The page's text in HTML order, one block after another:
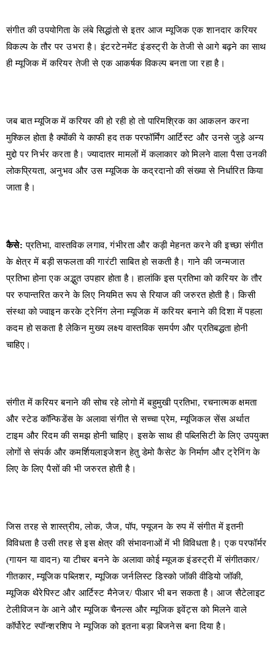
संगीत की उपयोगिता के लंबे सिद्धांतो से इतर आज म्यूजिक एक शानदार करियर
विकल्प के तौर पर उभरा है। इंटरटेनमेंट इंडस्ट्री के तेजी से आगे बढ़ने का साथ
ही म्यूजिक में करियर तेजी से एक आकर्षक विकल्प बनता जा रहा है।
जब बात म्यूजिक में करियर की हो रही हो तो पारिमश्रिक का आकलन करना
मुश्किल होता है क्योंकी ये काफी हद तक परफॉर्मिंग आर्टिस्ट और उनसे जुड़े अन्य
मुद्दो पर निर्भर करता है। ज्यादातर मामलों में कलाकार को मिलने वाला पैसा उनकी
लोकप्रियता, अनुभव और उस म्यूजिक के कद्रदानो की संख्या से निर्धारित किया
जाता है।
कैसे: प्रतिभा, वास्तविक लगाव, गंभीरता और कड़ी मेहनत करने की इच्छा संगीत
के क्षेत्र में बड़ी सफलता की गारंटी साबित हो सकती है। गाने की जन्मजात
प्रतिभा होना एक अद्भुत उपहार होता है। हालांकि इस प्रतिभा को करियर के तौर
पर रुपान्तरित करने के लिए नियमित रूप से रियाज की जरुरत होती है। किसी
संस्था को ज्वाइन करके ट्रेनिंग लेना म्यूजिक में करियर बनाने की दिशा में पहला
कदम हो सकता है लेकिन मुख्य लक्ष्य वास्तविक समर्पण और प्रतिबद्धता होनी
चाहिए।
संगीत में करियर बनाने की सोच रहे लोगो में बहुमुखी प्रतिभा, रचनात्मक क्षमता
और स्टेड कॉन्फिडेंस के अलावा संगीत से सच्चा प्रेम, म्यूजिकल सेंस अर्थात
टाइम और रिदम की समझ होनी चाहिए। इसके साथ ही पब्लिसिटी के लिए उपयुक्त
लोगों से संपर्क और कमर्शियलाइजेशन हेतु डेमो कैसेट के निर्माण और ट्रेनिंग के
लिए के लिए पैसों की भी जरुरत होती है।
जिस तरह से शास्त्रीय, लोक, जैज, पॉप, फ्यूजन के रुप में संगीत में इतनी
विविधता है उसी तरह से इस क्षेत्र की संभावनाओं में भी विविधता है। एक परफॉर्मर
(गायन या वादन) या टीचर बनने के अलावा कोई म्यूजक इंडस्ट्री में संगीतकार/
गीतकार, म्यूजिक पब्लिशर, म्यूजिक जर्नलिस्ट डिस्को जॉकी वीडियो जॉकी,
म्यूजिक थैरेपिस्ट और आर्टिस्ट मैनेजर/ पीआर भी बन सकता है। आज सैटेलाइट
टेलीविजन के आने और म्यूजिक चैनल्स और म्यूजिक इवेंट्स को मिलने वाले
कॉर्पोरेट स्पॉन्शरशिप ने म्यूजिक को इतना बड़ा बिजनेस बना दिया है।